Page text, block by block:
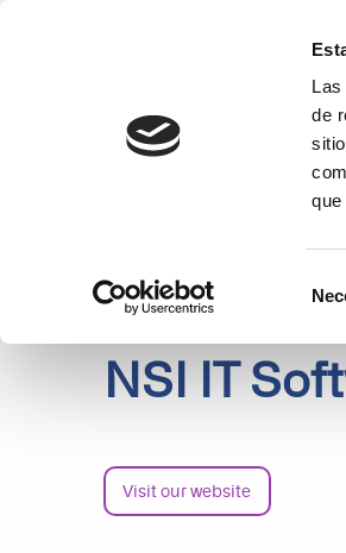
de
de
PARTNERS
NSI IT
Visit our website